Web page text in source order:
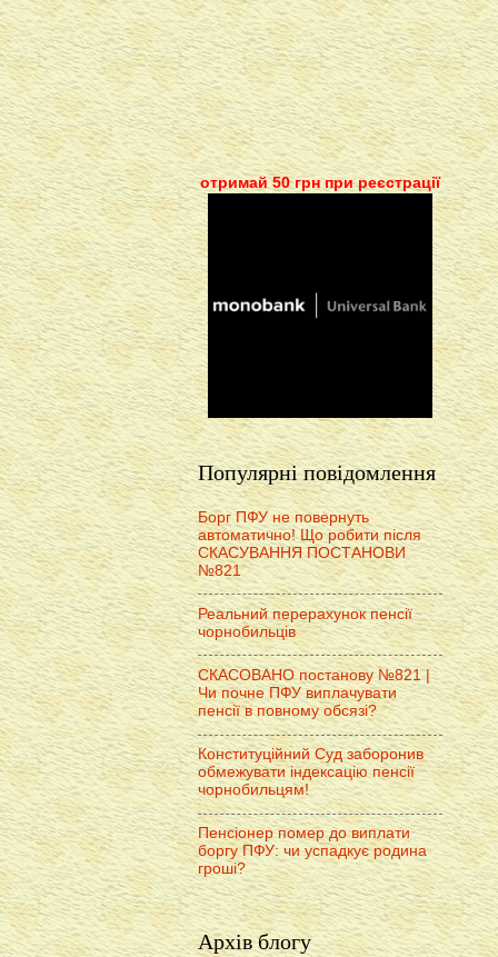
отримай 50 грн при реєстрації
Популярні повідомлення
Борг ПФУ не повернуть
автоматично! Що робити після
СКАСУВАННЯ ПОСТАНОВИ
№821
Реальний перерахунок пенсії
чорнобильців
СКАСОВАНО постанову №821 |
Чи почне ПФУ виплачувати
пенсії в повному обсязі?
Конституційний Суд заборонив
обмежувати індексацію пенсії
чорнобильцям!
Пенсіонер помер до виплати
боргу ПФУ: чи успадкує родина
гроші?
Архів блогу